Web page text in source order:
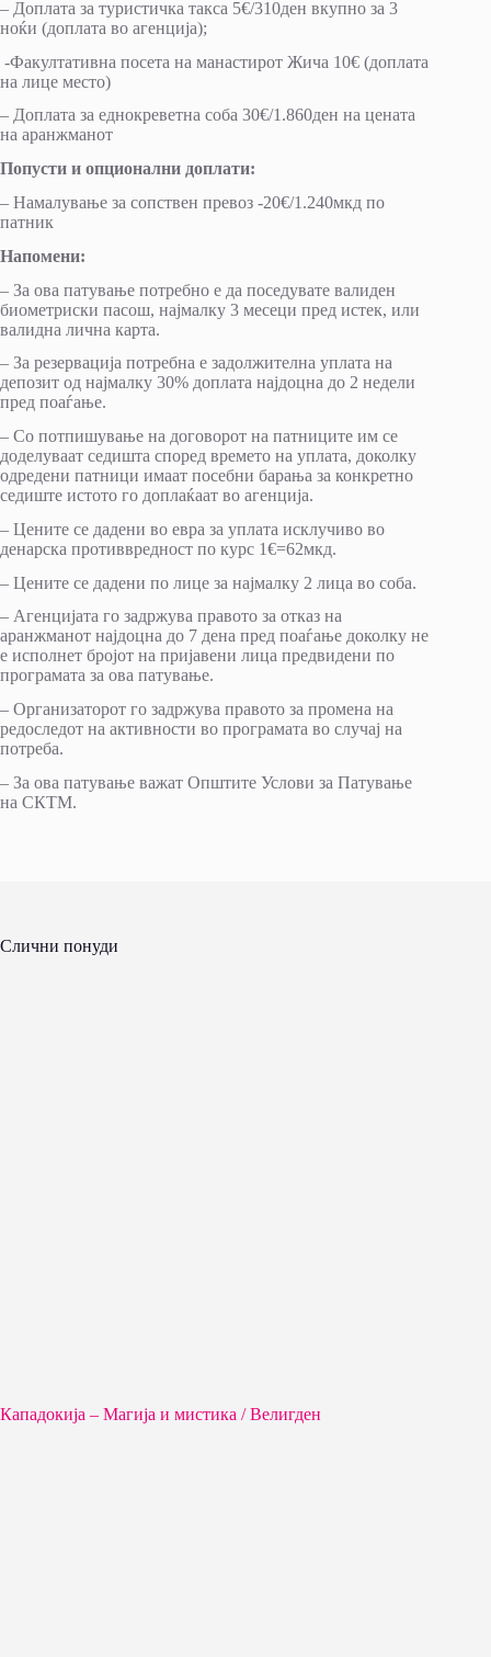
– Доплата за туристичка такса 5€/310ден вкупно за 3
ноќи (доплата во агенција);
-Факултативна посета на манастирот Жича 10€ (доплата
на лице место)
– Доплата за еднокреветна соба 30€/1.860ден на цената
на аранжманот
Попусти и опционални доплати:
– Намалување за сопствен превоз -20€/1.240мкд по
патник
Напомени:
– За ова патување потребно e да поседувате валиден
биометриски пасош, најмалку 3 месеци пред истек, или
валидна лична карта.
– За резервација потребна е задолжителна уплата на
депозит од најмалку 30% доплата најдоцна до 2 недели
пред поаѓање.
– Со потпишување на договорот на патниците им се
доделуваат седишта според времето на уплата, доколку
одредени патници имаат посебни барања за конкретно
седиште истото го доплаќаат во агенција.
– Цените се дадени во евра за уплата исклучиво во
денарска противвредност по курс 1€=62мкд.
– Цените се дадени по лице за најмалку 2 лица во соба.
– Агенцијата го задржува правото за отказ на
аранжманот најдоцна до 7 дена пред поаѓање доколку не
е исполнет бројот на пријавени лица предвидени по
програмата за ова патување.
– Организаторот го задржува правото за промена на
редоследот на активности во програмата во случај на
потреба.
– За ова патување важат Општите Услови за Патување
на СКТМ.
Слични понуди
Кападокија – Магија и мистика / Велигден